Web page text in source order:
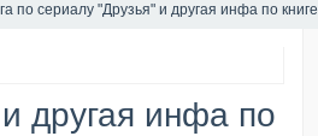
по сериалу "Друзья" и другая инфа по книге
другая инфа по